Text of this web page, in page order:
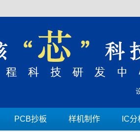
PCB抄板 样机制作 IC分